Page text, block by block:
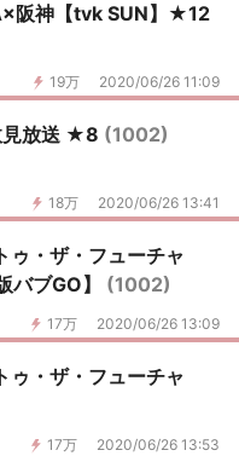
阪神【tvk SUN】★12
19万 2020/06/26 11:09
見放送 ★8 (1002)
18万 2020/06/26 13:41
・ザ・フューチャ
ブGO】 (1002)
17万 2020/06/26 13:09
・ザ・フューチャ
17万 2020/06/26 13:53